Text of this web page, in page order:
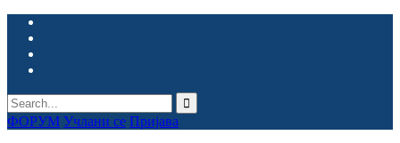
ФОРУМ Учлани се Пријава